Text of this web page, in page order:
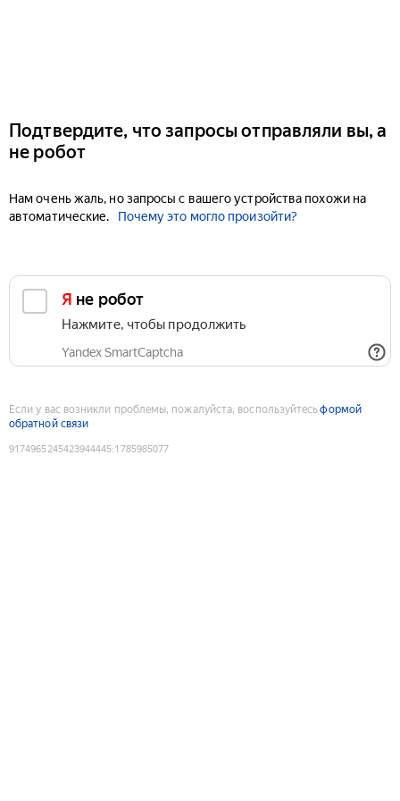
Подтвердите, что запросы отправляли вы, а
не робот
Нам очень жаль, но запросы с вашего устройства похожи на
автоматические.
Почему это могло произойти?
Я не робот
Нажмите, чтобы продолжить
Yandex SmartCaptcha
Если у вас возникли проблемы, пожалуйста, воспользуйтесьформой
обратной связи
9174965245423944445:1785985077